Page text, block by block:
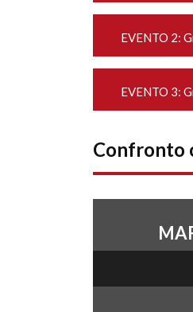
EVENTO 2:
EVENTO 3:
Confronto